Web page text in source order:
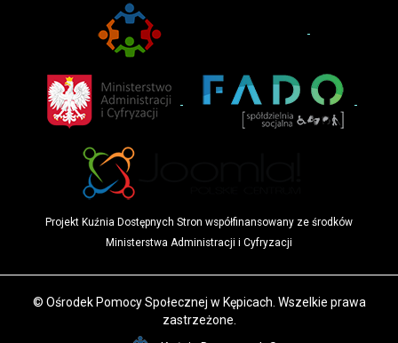
Projekt Kuźnia Dostępnych Stron współfinansowany ze środków
Ministerstwa Administracji i Cyfryzacji
© Ośrodek Pomocy Społecznej w Kępicach. Wszelkie prawa
zastrzeżone.